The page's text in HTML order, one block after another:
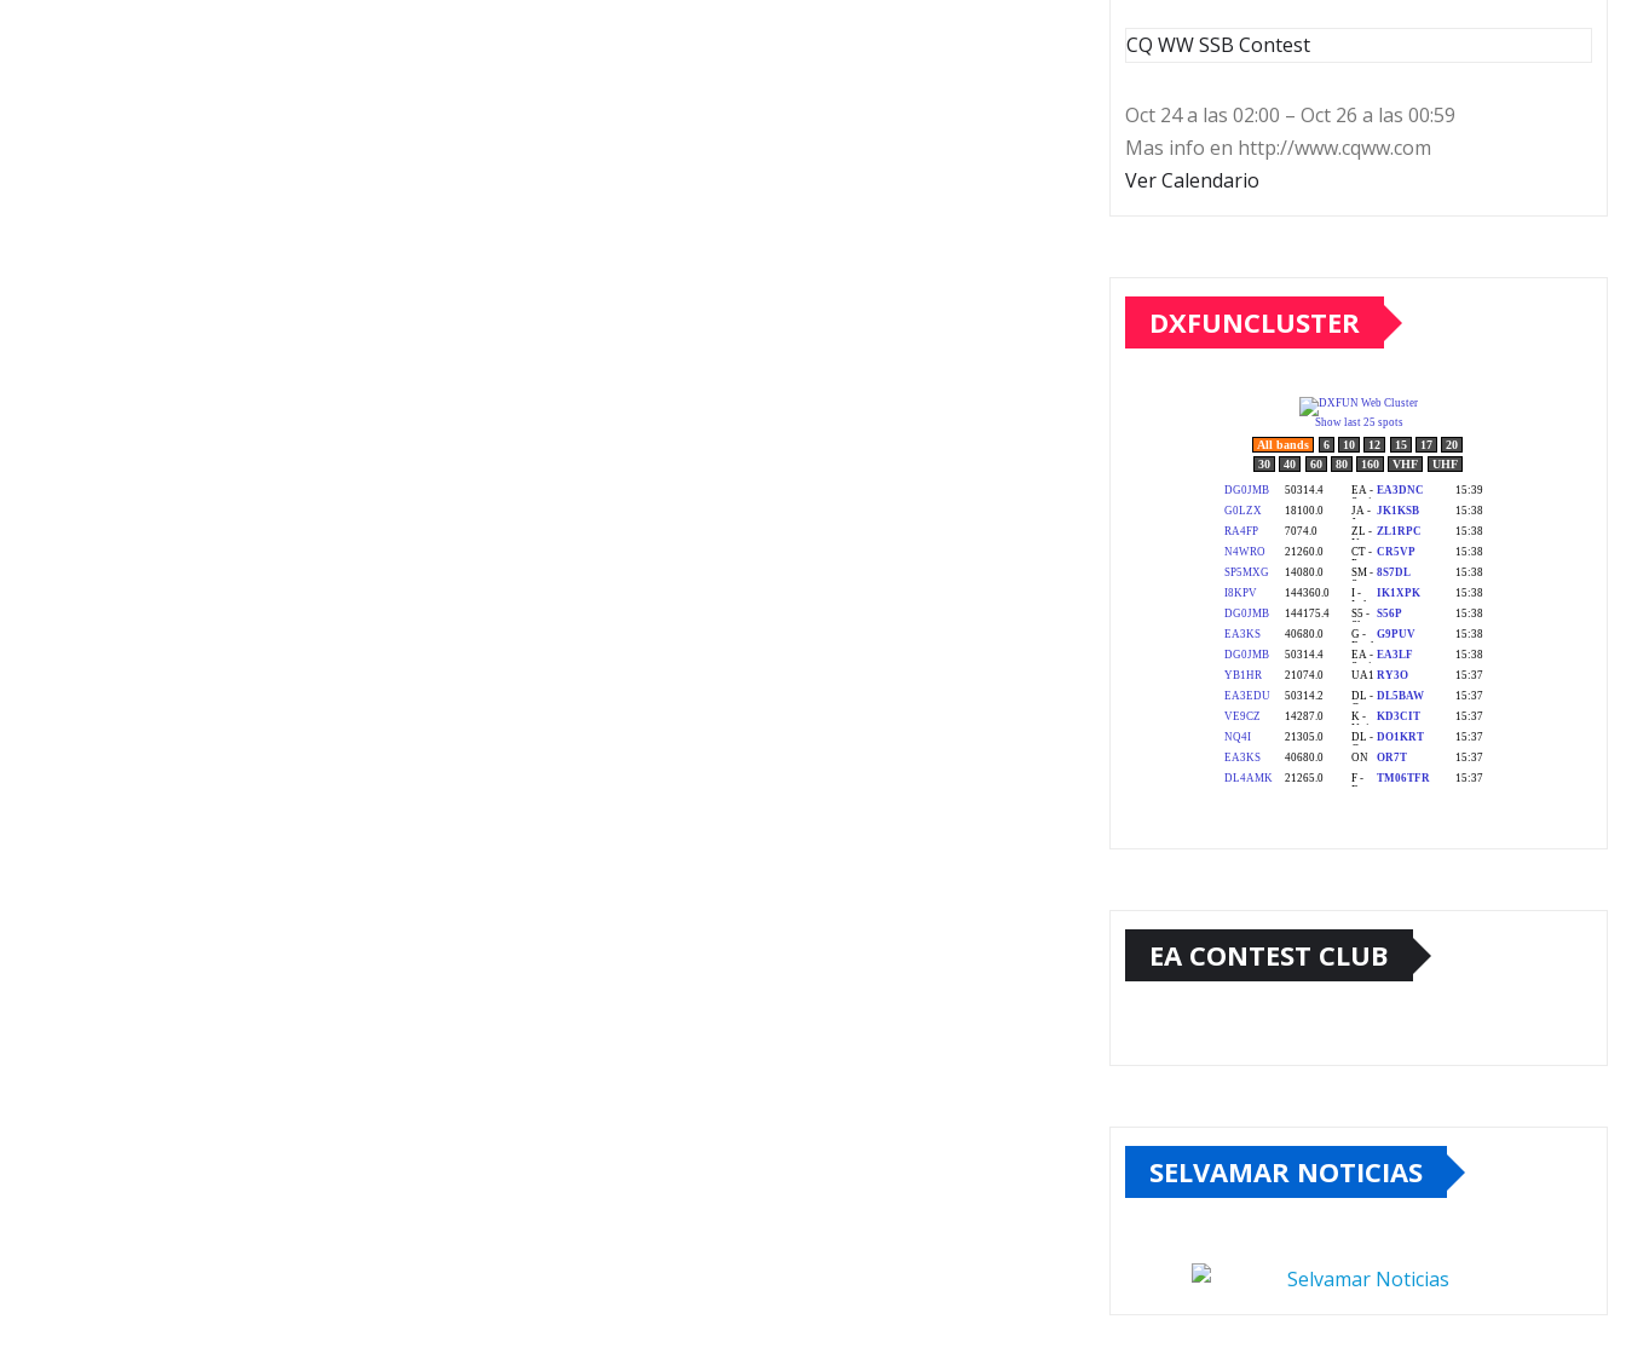
CQ WW SSB Contest
Oct 24 a las 02:00 – Oct 26 a las 00:59
Mas info en http://www.cqww.com
Ver Calendario
DXFUNCLUSTER
EA CONTEST CLUB
SELVAMAR NOTICIAS